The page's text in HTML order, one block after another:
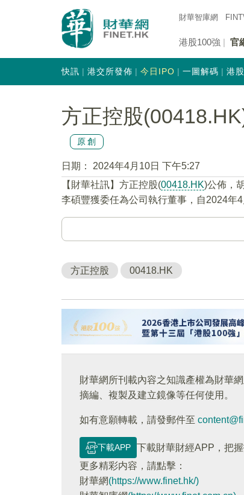
財華智庫網
港股100強 官
快訊 港交所發佈 今日IPO 一圖解碼 港
方正控股
原創
日期：
2024年4月10日 下午5:27
【財華社訊】方正控股(00418.HK)公佈，
李碩豐獲委任為公司執行董事，自2024年4
方正控股 00418.HK
財華網所刊載內容之知識產權為財華
摘編、複製及建立鏡像等任何使用。
如有意願轉載，請發郵件至
下載APP
下載財華財經APP，把
更多精彩内容，請點擊：
財華網(https://www.finet.hk/)